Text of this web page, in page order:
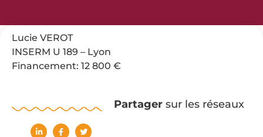
Lucie VEROT
INSERM U 189 – Lyon
Financement: 12 800 €
Partagersur les réseaux